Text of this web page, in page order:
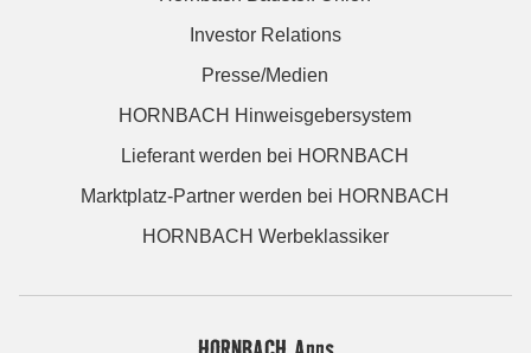
Investor Relations
Presse/Medien
HORNBACH Hinweisgebersystem
Lieferant werden bei HORNBACH
Marktplatz-Partner werden bei HORNBACH
HORNBACH Werbeklassiker